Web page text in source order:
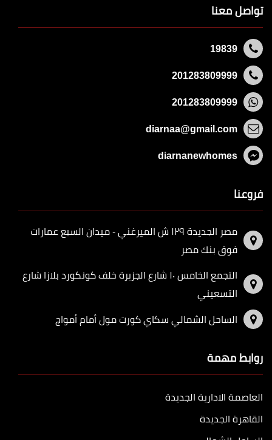
تواصل معنا
19839
201283809999
201283809999
diarnaa@gmail.com
diarnanewhomes
فروعنا
مصر الجديدة ١٢٩ ش الميرغني - ميدان السبع عمارات
فوق بنك مصر
التجمع الخامس ١٠ شارع الجزيرة خلف كونكورد بلازا شارع
التسعيني
الساحل الشمالي سكاي كورت مول أمام أمواج
روابط مهمة
العاصمة الادارية الجديدة
القاهرة الجديدة